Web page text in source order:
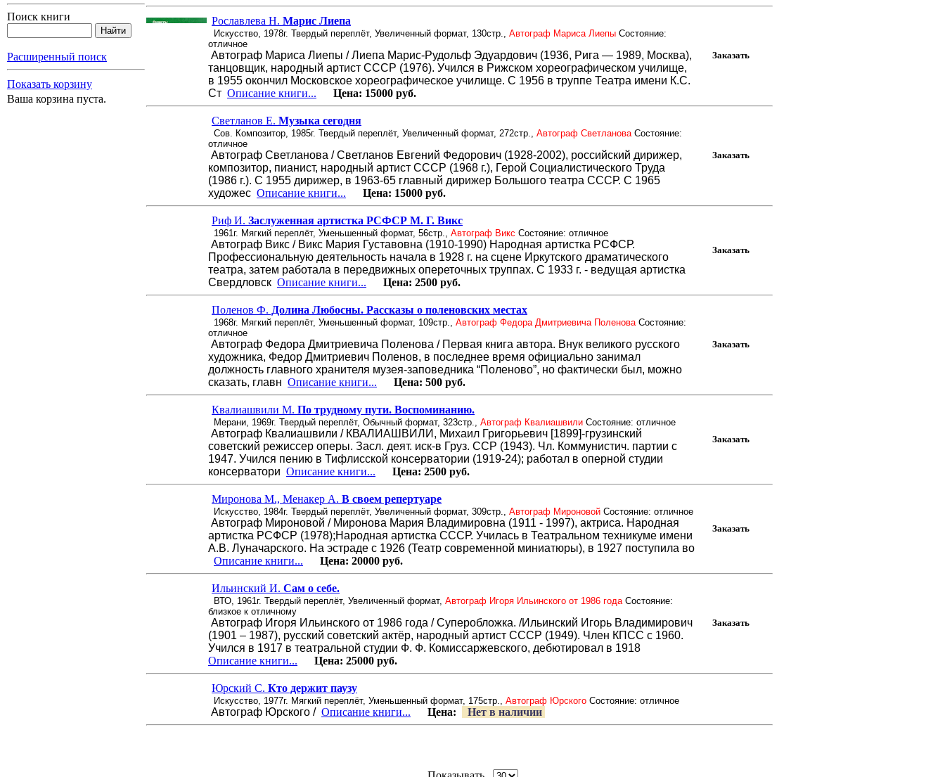
Поиск книги
Расширенный поиск
Показать корзину
Ваша корзина пуста.
Рославлева Н. Марис Лиепа
Искусство, 1978г. Твердый переплёт, Увеличенный формат, 130стр., Автограф Мариса Лиепы Состояние:
отличное
Автограф Мариса Лиепы / Лиепа Марис-Рудольф Эдуардович (1936, Рига — 1989, Москва),
танцовщик, народный артист СССР (1976). Учился в Рижском хореографическом училище,
в 1955 окончил Московское хореографическое училище. С 1956 в труппе Театра имени К.С.
Ст Описание книги... Цена: 15000 руб.
Светланов Е. Музыка сегодня
Сов. Композитор, 1985г. Твердый переплёт, Увеличенный формат, 272стр., Автограф Светланова Состояние:
отличное
Автограф Светланова / Светланов Евгений Федорович (1928-2002), российский дирижер,
композитор, пианист, народный артист СССР (1968 г.), Герой Социалистического Труда
(1986 г.). С 1955 дирижер, в 1963-65 главный дирижер Большого театра СССР. С 1965
художес Описание книги... Цена: 15000 руб.
Риф И. Заслуженная артистка РСФСР М. Г. Викс
1961г. Мягкий переплёт, Уменьшенный формат, 56стр., Автограф Викс Состояние: отличное
Автограф Викс / Викс Мария Густавовна (1910-1990) Народная артистка РСФСР.
Профессиональную деятельность начала в 1928 г. на сцене Иркутского драматического
театра, затем работала в передвижных опереточных труппах. С 1933 г. - ведущая артистка
Свердловск Описание книги... Цена: 2500 руб.
Поленов Ф. Долина Любосны. Рассказы о поленовских местах
1968г. Мягкий переплёт, Уменьшенный формат, 109стр., Автограф Федора Дмитриевича Поленова Состояние:
отличное
Автограф Федора Дмитриевича Поленова / Первая книга автора. Внук великого русского
художника, Федор Дмитриевич Поленов, в последнее время официально занимал
должность главного хранителя музея-заповедника “Поленово”, но фактически был, можно
сказать, главн Описание книги... Цена: 500 руб.
Квалиашвили М. По трудному пути. Воспоминанию.
Мерани, 1969г. Твердый переплёт, Обычный формат, 323стр., Автограф Квалиашвили Состояние: отличное
Автограф Квалиашвили / КВАЛИАШВИЛИ, Михаил Григорьевич [1899]-грузинский
советский режиссер оперы. Засл. деят. иск-в Груз. ССР (1943). Чл. Коммунистич. партии с
1947. Учился пению в Тифлисской консерватории (1919-24); работал в оперной студии
консерватори Описание книги... Цена: 2500 руб.
Миронова М., Менакер А. В своем репертуаре
Искусство, 1984г. Твердый переплёт, Увеличенный формат, 309стр., Автограф Мироновой Состояние: отличное
Автограф Мироновой / Миронова Мария Владимировна (1911 - 1997), актриса. Народная
артистка РСФСР (1978);Народная артистка СССР. Училась в Театральном техникуме имени
А.В. Луначарского. На эстраде с 1926 (Театр современной миниатюры), в 1927 поступила во
Описание книги... Цена: 20000 руб.
Ильинский И. Сам о себе.
ВТО, 1961г. Твердый переплёт, Увеличенный формат, Автограф Игоря Ильинского от 1986 года Состояние:
близкое к отличному
Автограф Игоря Ильинского от 1986 года / Суперобложка. /Ильинский Игорь Владимирович
(1901 – 1987), русский советский актёр, народный артист СССР (1949). Член КПСС с 1960.
Учился в 1917 в театральной студии Ф. Ф. Комиссаржевского, дебютировал в 1918
Описание книги... Цена: 25000 руб.
Юрский С. Кто держит паузу
Искусство, 1977г. Мягкий переплёт, Уменьшенный формат, 175стр., Автограф Юрского Состояние: отличное
Автограф Юрского / Описание книги... Цена: Нет в наличии